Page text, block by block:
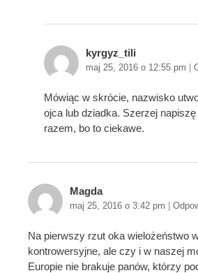
kyrgyz_tili
maj 25, 2016 o 12:55 pm
Mówiąc w skrócie, nazwisko
ojca lub dziadka. Szerzej
razem, bo to ciekawe.
Magda
maj 25, 2016 o 3:42 pm
Na pierwszy rzut oka wielożeństwo
kontrowersyjne, ale czy i w naszej
Europie nie brakuje panów, którzy